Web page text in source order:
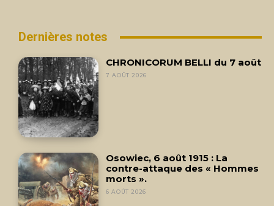
Dernières notes
CHRONICORUM BELLI du 7 août
7 AOÛT 2026
Osowiec, 6 août 1915 : La
contre-attaque des « Hommes
morts ».
6 AOÛT 2026